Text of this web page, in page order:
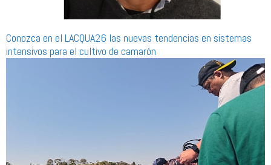
Conozca en el LACQUA26 las nuevas tendencias en sistemas